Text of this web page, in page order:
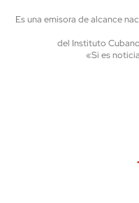
Es una emisora de alcance
del Instituto
«Si es